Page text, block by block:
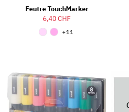
Feutre TouchMarker
6,40 CHF
+11